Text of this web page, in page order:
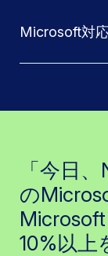
Microsoft対
「今日
の
10%以上